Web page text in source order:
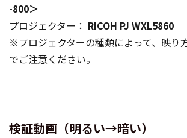
-800＞
プロジェクター： RICOH PJ WXL5860
※プロジェクターの種類によって、映り
でご注意ください。
検証動画（明るい→暗い）